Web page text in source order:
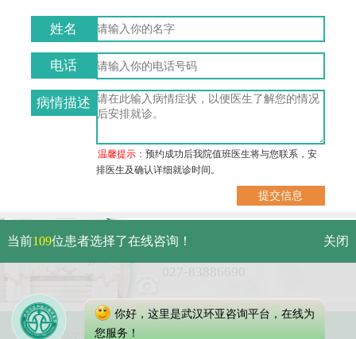
姓名
电话
病情描述
温馨提示：预约成功后我院值班医生将与您联系，安
排医生及确认详细就诊时间。
武汉市硚口区解放大道479号
免费电话：
Copyright 2023 武汉环亚中医白癜风医院
当前109位患者选择了在线咨询！ 关闭
你好，这里是武汉环亚咨询平台，在线为
您服务！